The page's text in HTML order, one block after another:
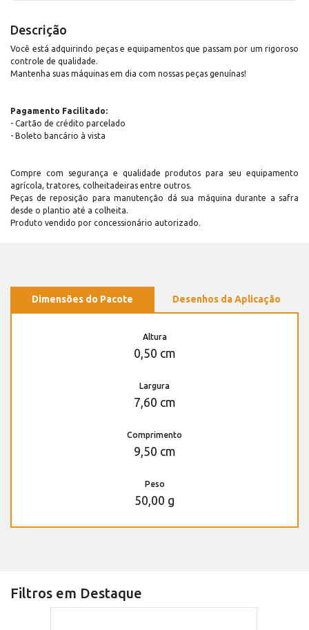
Descrição
Você está adquirindo peças e equipamentos que passam por um rigoroso
controle de qualidade.
Mantenha suas máquinas em dia com nossas peças genuínas!
Pagamento Facilitado:
- Cartão de crédito parcelado
- Boleto bancário à vista
Compre com segurança e qualidade produtos para seu equipamento
agrícola, tratores, colheitadeiras entre outros.
Peças de reposição para manutenção dá sua máquina durante a safra
desde o plantio até a colheita.
Produto vendido por concessionário autorizado.
Dimensões do Pacote Desenhos da Aplicação
Altura
0,50 cm
Largura
7,60 cm
Comprimento
9,50 cm
Peso
50,00 g
Filtros em Destaque